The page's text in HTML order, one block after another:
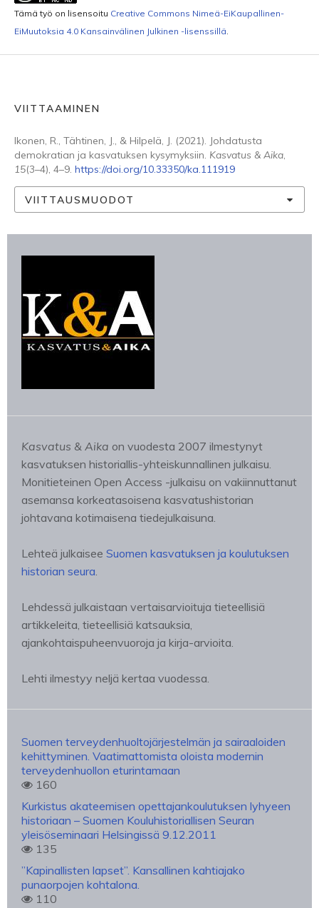
Tämä työ on lisensoitu Creative Commons Nimeä-EiKaupallinen-
EiMuutoksia 4.0 Kansainvälinen Julkinen -lisenssillä.
VIITTAAMINEN
Ikonen, R., Tähtinen, J., & Hilpelä, J. (2021). Johdatusta
demokratian ja kasvatuksen kysymyksiin. Kasvatus & Aika,
15(3–4), 4–9. https://doi.org/10.33350/ka.111919
VIITTAUSMUODOT
Kasvatus & Aika on vuodesta 2007 ilmestynyt
kasvatuksen historiallis-yhteiskunnallinen julkaisu.
Monitieteinen Open Access -julkaisu on vakiinnuttanut
asemansa korkeatasoisena kasvatushistorian
johtavana kotimaisena tiedejulkaisuna.
Lehteä julkaisee Suomen kasvatuksen ja koulutuksen
historian seura.
Lehdessä julkaistaan vertaisarvioituja tieteellisiä
artikkeleita, tieteellisiä katsauksia,
ajankohtaispuheenvuoroja ja kirja-arvioita.
Lehti ilmestyy neljä kertaa vuodessa.
Suomen terveydenhuoltojärjestelmän ja sairaaloiden
kehittyminen. Vaatimattomista oloista modernin
terveydenhuollon eturintamaan
160
Kurkistus akateemisen opettajankoulutuksen lyhyeen
historiaan – Suomen Kouluhistoriallisen Seuran
yleisöseminaari Helsingissä 9.12.2011
135
”Kapinallisten lapset”. Kansallinen kahtiajako
punaorpojen kohtalona.
110